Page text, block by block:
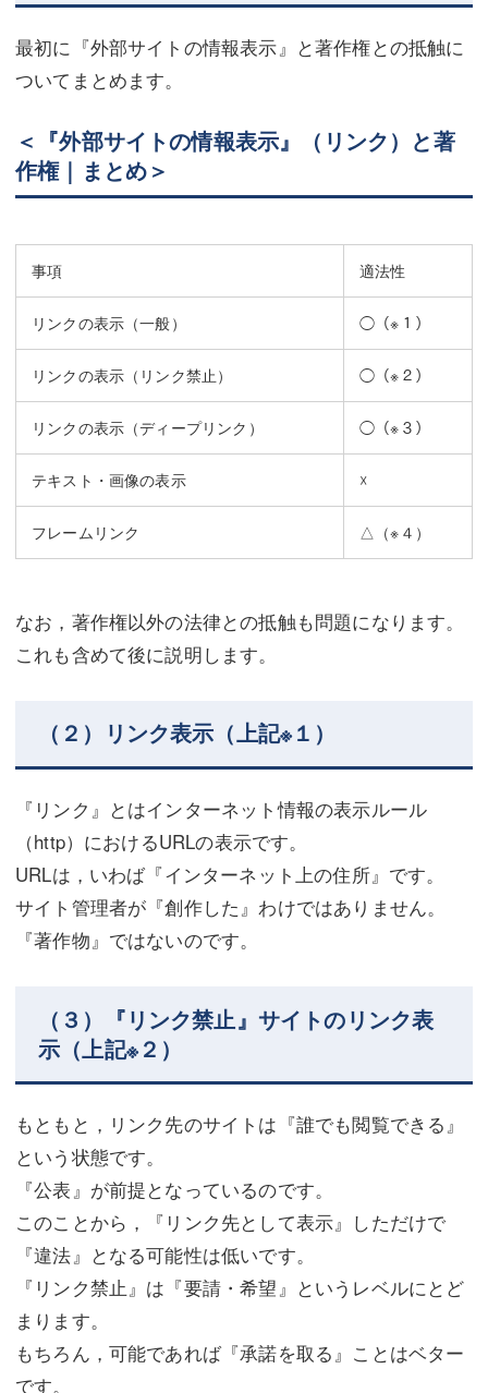
最初に『外部サイトの情報表示』と著作権との抵触に
ついてまとめます。
＜『外部サイトの情報表示』（リンク）と著
作権｜まとめ＞
事項 適法性
リンクの表示（一般） ◯ （※１）
リンクの表示（リンク禁止） ◯ （※２）
リンクの表示（ディープリンク） ◯ （※３）
テキスト・画像の表示 ☓
フレームリンク △ （※４）
なお，著作権以外の法律との抵触も問題になります。
これも含めて後に説明します。
（２）リンク表示（上記※１）
『リンク』とはインターネット情報の表示ルール
（http）におけるURLの表示です。
URLは，いわば『インターネット上の住所』です。
サイト管理者が『創作した』わけではありません。
『著作物』ではないのです。
（３）『リンク禁止』サイトのリンク表
示（上記※２）
もともと，リンク先のサイトは『誰でも閲覧できる』
という状態です。
『公表』が前提となっているのです。
このことから，『リンク先として表示』しただけで
『違法』となる可能性は低いです。
『リンク禁止』は『要請・希望』というレベルにとど
まります。
もちろん，可能であれば『承諾を取る』ことはベター
です。